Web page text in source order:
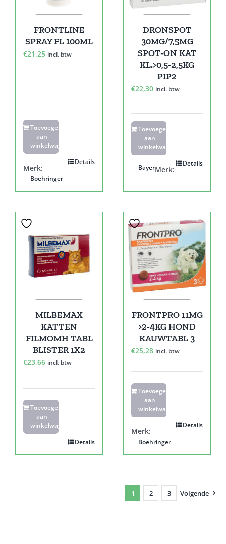
FRONTLINE
SPRAY FL 100ML
€21,25 incl. btw
Toevoegen
aan
winkelwagen
Details
Merk:
Boehringer
DRONSPOT
30MG/7,5MG
SPOT-ON KAT
KL.>0,5-2,5KG
PIP2
€22,30 incl. btw
Toevoegen
aan
winkelwagen
Details
Merk:
Bayer
MILBEMAX
KATTEN
FILMOMH TABL
BLISTER 1X2
€23,66 incl. btw
Toevoegen
aan
winkelwagen
Details
FRONTPRO 11MG
>2-4KG HOND
KAUWTABL 3
€25,28 incl. btw
Toevoegen
aan
winkelwagen
Details
Merk:
Boehringer
1 2 3 Volgende